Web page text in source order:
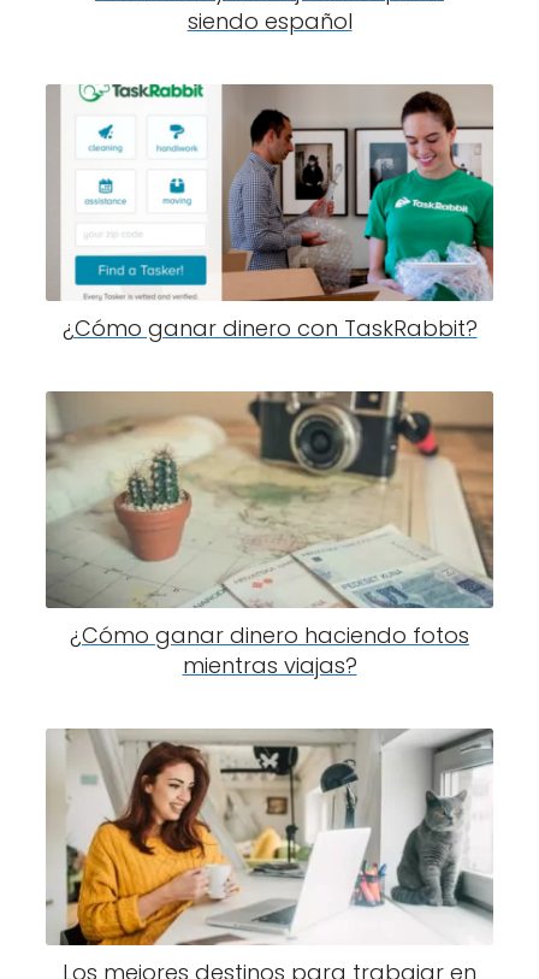
siendo español
¿Cómo ganar dinero con TaskRabbit?
¿Cómo ganar dinero haciendo fotos
mientras viajas?
Los mejores destinos para trabajar en